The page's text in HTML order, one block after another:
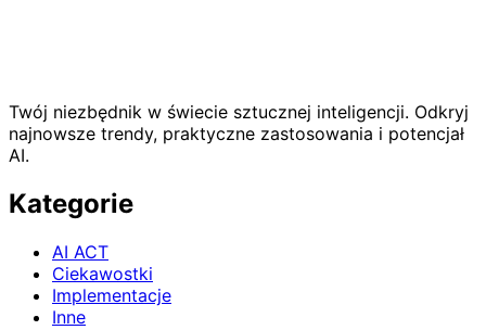
Twój niezbędnik w świecie sztucznej inteligencji. Odkryj
najnowsze trendy, praktyczne zastosowania i potencjał
AI.
Kategorie
AI ACT
Ciekawostki
Implementacje
Inne